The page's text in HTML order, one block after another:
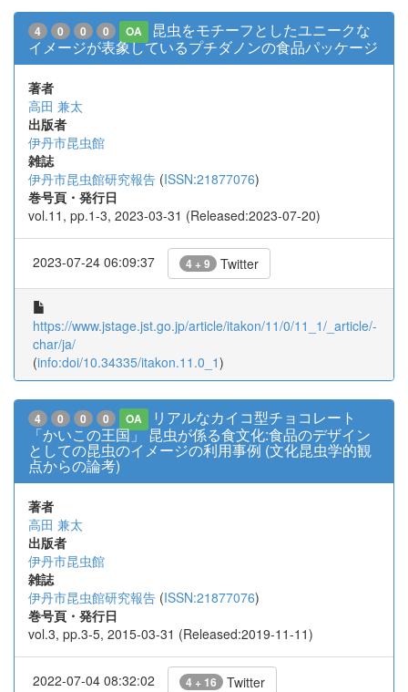
4 0 0 0 OA
昆虫をモチーフとしたユニークな
イメージが表象しているプチダノンの食品パッケージ
著者
高田 兼太
出版者
伊丹市昆虫館
雑誌
伊丹市昆虫館研究報告 (ISSN:21877076)
巻号頁・発行日
vol.11, pp.1-3, 2023-03-31 (Released:2023-07-20)
2023-07-24 06:09:37 4 + 9 Twitter
https://www.jstage.jst.go.jp/article/itakon/11/0/11_1/_article/-
char/ja/
(info:doi/10.34335/itakon.11.0_1)
4 0 0 0 OA
リアルなカイコ型チョコレート
「かいこの王国」 昆虫が係る食文化:食品のデザイン
としての昆虫のイメージの利用事例 (文化昆虫学的観
点からの論考)
著者
高田 兼太
出版者
伊丹市昆虫館
雑誌
伊丹市昆虫館研究報告 (ISSN:21877076)
巻号頁・発行日
vol.3, pp.3-5, 2015-03-31 (Released:2019-11-11)
2022-07-04 08:32:02 4 + 16 Twitter